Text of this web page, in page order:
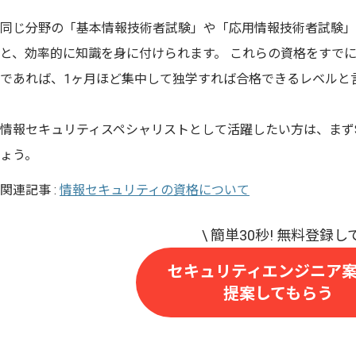
同じ分野の「基本情報技術者試験」や「応用情報技術者試験
と、効率的に知識を身に付けられます。 これらの資格をすで
であれば、1ヶ月ほど集中して独学すれば合格できるレベルと
情報セキュリティスペシャリストとして活躍したい方は、ま
ょう。
関連記事 : 情報セキュリティの資格について
セキュリティエンジニア
提案してもらう